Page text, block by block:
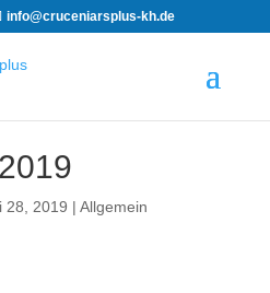
info@cruceniarsplus-kh.de
28, 2019 | Allgemein